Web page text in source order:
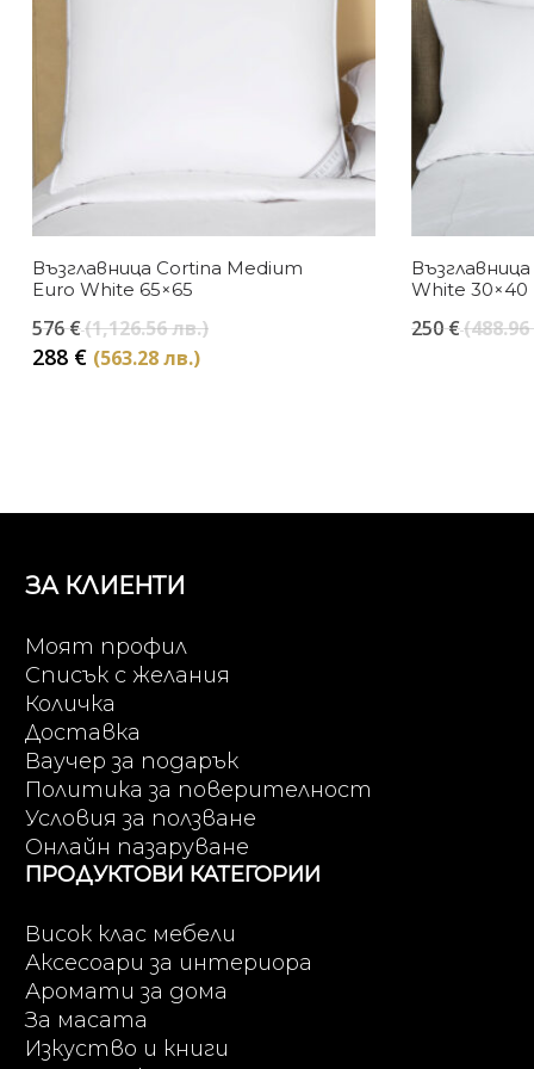
Възглавница Cortina Medium
Euro White 65×65
576€(1,126.56 лв.)Original
288 € (563.28 лв.)Текущата
White 30×40
250€
ЗА КЛИЕНТИ
Моят профил
Списък с желания
Количка
Доставка
Ваучер за подарък
Политика за поверителност
Условия за ползване
Онлайн пазаруване
ПРОДУКТОВИ КАТЕГОРИИ
Висок клас мебели
Аксесоари за интериора
Аромати за дома
За масата
Изкуство и книги